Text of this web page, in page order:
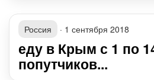
Россия · 1 сентября 2018
еду в Крым с 1 по
попутчиков...